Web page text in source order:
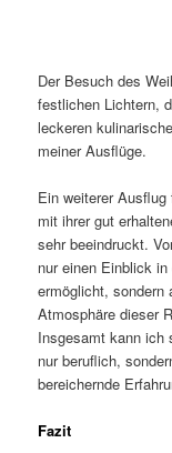
Der Besuch des
festlichen Lichtern,
leckeren
meiner Ausflüge.
Ein weiterer
mit ihrer gut
sehr beeindruckt.
nur einen Einblick
ermöglicht, sondern
Atmosphäre dieser
Insgesamt kann ich
nur beruflich,
bereichernde
Fazit